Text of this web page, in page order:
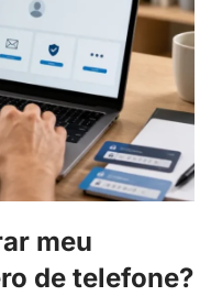
meu
de telefone?